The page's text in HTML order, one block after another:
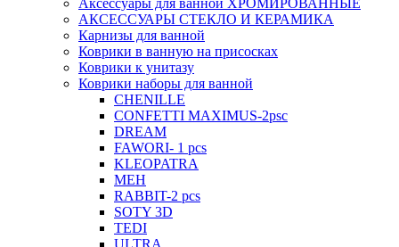
АКСЕССУАРЫ СТЕКЛО И КЕРАМИКА
Карнизы для ванной
Коврики в ванную на присосках
Коврики к унитазу
Коврики наборы для ванной
CHENILLE
CONFETTI MAXIMUS-2psc
DREAM
FAWORI- 1 pcs
KLEOPATRA
MEH
RABBIT-2 pcs
SOTY 3D
TEDI
ULTRA